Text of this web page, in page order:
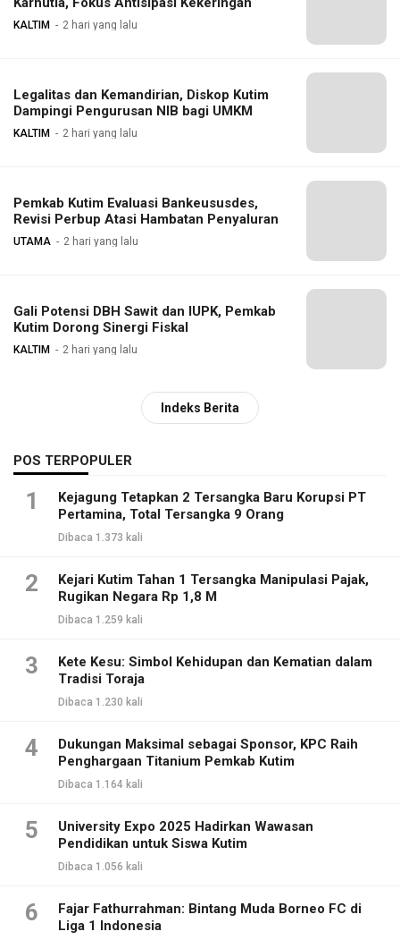
KALTIM 2 hari yang lalu
Legalitas dan Kemandirian, Diskop Kutim
Dampingi Pengurusan NIB bagi UMKM
KALTIM 2 hari yang lalu
Pemkab Kutim Evaluasi Bankeususdes,
Revisi Perbup Atasi Hambatan Penyaluran
UTAMA 2 hari yang lalu
Gali Potensi DBH Sawit dan IUPK, Pemkab
Kutim Dorong Sinergi Fiskal
KALTIM 2 hari yang lalu
Indeks Berita
POS TERPOPULER
1
Kejagung Tetapkan 2 Tersangka Baru Korupsi PT
Pertamina, Total Tersangka 9 Orang
Dibaca 1.373 kali
2
Kejari Kutim Tahan 1 Tersangka Manipulasi Pajak,
Rugikan Negara Rp 1,8 M
Dibaca 1.259 kali
3
Kete Kesu: Simbol Kehidupan dan Kematian dalam
Tradisi Toraja
Dibaca 1.230 kali
4
Dukungan Maksimal sebagai Sponsor, KPC Raih
Penghargaan Titanium Pemkab Kutim
Dibaca 1.164 kali
5
University Expo 2025 Hadirkan Wawasan
Pendidikan untuk Siswa Kutim
Dibaca 1.056 kali
6
Fajar Fathurrahman: Bintang Muda Borneo FC di
Liga 1 Indonesia